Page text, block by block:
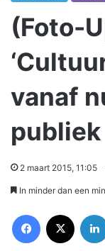
(Foto-
vanaf
publiek
2 maart 2015, 11:05
In minder dan een